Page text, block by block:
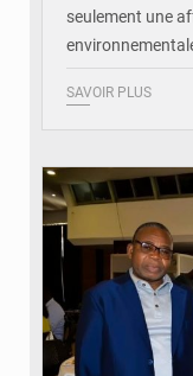
seulement une
SAVOIR PLUS